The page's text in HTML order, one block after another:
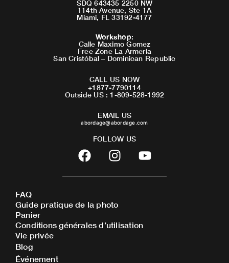
SDQ 643435 2250 NW
114th Avenue, Ste 1A
Miami, FL 33192-4177
Workshop:
Calle Maximo Gomez
Free Zone La Armeria
San Cristóbal – Dominican Republic
CALL US NOW
+1877-7790114
Outside US : 1-809-528-1992
EMAIL US
abordage@abordage.com
FOLLOW US
F
a
c
b
o
o
I
n
s
a
g
r
Y
o
u
FAQ
Guide pratique de la photo
Panier
Conditions générales d’utilisation
Vie privée
Blog
Événement